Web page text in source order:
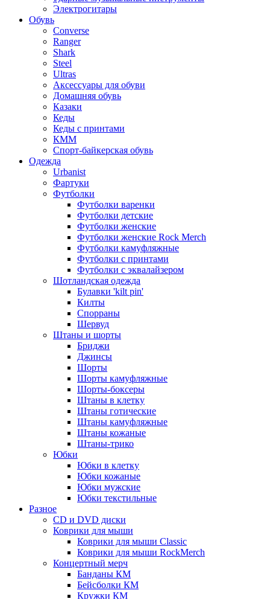
Электрогитары
Обувь
Converse
Ranger
Shark
Steel
Ultras
Аксессуары для обуви
Домашняя обувь
Казаки
Кеды
Кеды с принтами
КММ
Спорт-байкерская обувь
Одежда
Urbanist
Фартуки
Футболки
Футболки варенки
Футболки детские
Футболки женские
Футболки женские Rock Merch
Футболки камуфляжные
Футболки с принтами
Футболки с эквалайзером
Шотландская одежда
Булавки 'kilt pin'
Килты
Спорраны
Шервуд
Штаны и шорты
Бриджи
Джинсы
Шорты
Шорты камуфляжные
Шорты-боксеры
Штаны в клетку
Штаны готические
Штаны камуфляжные
Штаны кожаные
Штаны-трико
Юбки
Юбки в клетку
Юбки кожаные
Юбки мужские
Юбки текстильные
Разное
CD и DVD диски
Коврики для мыши
Коврики для мыши Classic
Коврики для мыши RockMerch
Концертный мерч
Банданы КМ
Бейсболки КМ
Кружки КМ